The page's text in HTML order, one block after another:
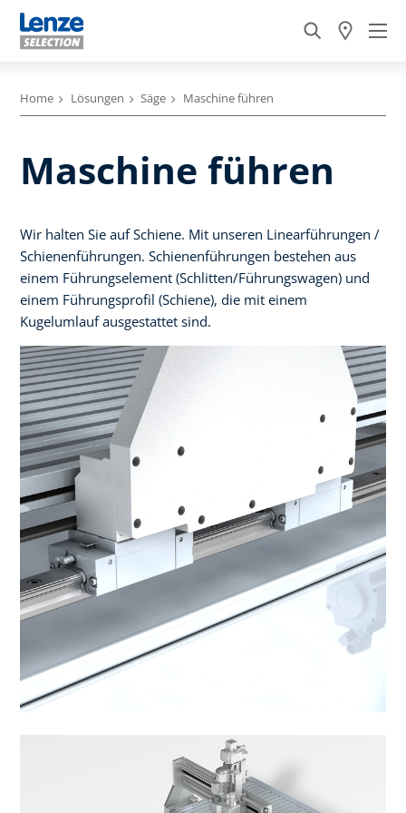
Home Lösungen Säge Maschine führen
Maschine führen
Wir halten Sie auf Schiene. Mit unseren Linearführungen /
Schienenführungen. Schienenführungen bestehen aus
einem Führungselement (Schlitten/Führungswagen) und
einem Führungsprofil (Schiene), die mit einem
Kugelumlauf ausgestattet sind.